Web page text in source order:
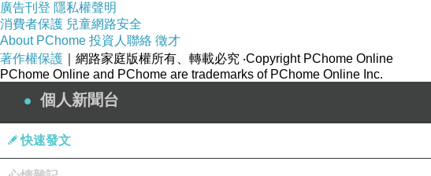
一月十五日因為排休，上午除了忙拜拜(尾牙)之外，雖然又溼又冷，但一
廣告刊登 隱私權聲明
消費者保護 兒童網路安全
About PChome 投資人聯絡 徵才
著作權保護 ｜網路家庭版權所有、轉載必究 ‧Copyright PChome Online
PChome Online and PChome are trademarks of PChome Online Inc.
個人新聞台
快速發文